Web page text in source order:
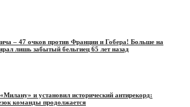
– 47 очков против Франции и Гобера! Больше на
лишь забытый бельгиец 65 лет назад
и установил исторический антирекорд:
команды продолжается